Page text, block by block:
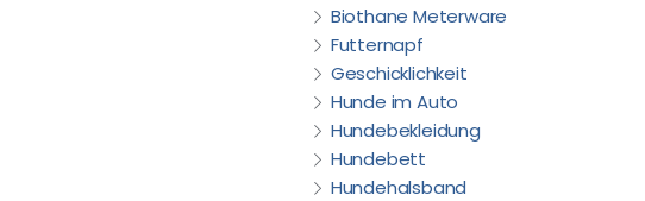
Biothane Meterware
Futternapf
Geschicklichkeit
Hunde im Auto
Hundebekleidung
Hundebett
Hundehalsband